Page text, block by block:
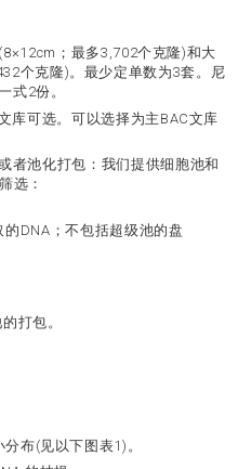
；最多3,702个克隆)和大
个克隆)。最少定单数为3套。尼
式2份。
库可选。可以选择为主BAC文库
者池化打包：我们提供细胞池和
选：
DNA；不包括超级池的盘
打包。
布(见以下图表1)。